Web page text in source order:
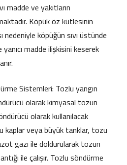
madde ve yakıtların
Köpük öz kütlesinin
nedeniyle köpüğün sıvı üstünde
madde ilişkisini keserek
Sistemleri: Tozlu yangın
olarak kimyasal tozun
olarak kullanılacak
kaplar veya büyük tanklar, tozu
gazı ile doldurularak tozun
ile çalışır. Tozlu söndürme